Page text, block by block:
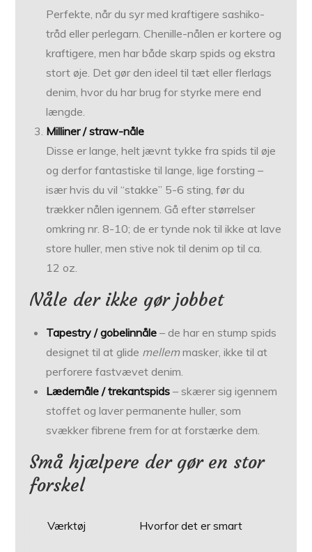
Perfekte, når du syr med kraftigere sashiko-
tråd eller perlegarn. Chenille-nålen er kortere og
kraftigere, men har både skarp spids og ekstra
stort øje. Det gør den ideel til tæt eller flerlags
denim, hvor du har brug for styrke mere end
længde.
Milliner / straw-nåle
Disse er lange, helt jævnt tykke fra spids til øje
og derfor fantastiske til lange, lige forsting –
især hvis du vil “stakke” 5-6 sting, før du
trækker nålen igennem. Gå efter størrelser
omkring nr. 8-10; de er tynde nok til ikke at lave
store huller, men stive nok til denim op til ca.
12 oz.
Nåle der ikke gør jobbet
Tapestry / gobelinnåle – de har en stump spids
designet til at glide mellemmasker, ikke til at
perforere fastvævet denim.
Lædernåle / trekantspids – skærer sig igennem
stoffet og laver permanente huller, som
svækker fibrene frem for at forstærke dem.
Små hjælpere der gør en stor
forskel
Værktøj Hvorfor det er smart